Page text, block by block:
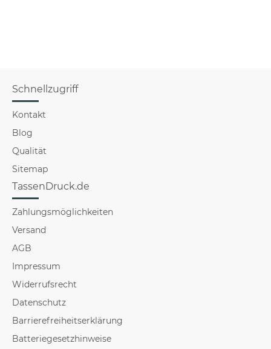
Schnellzugriff
Kontakt
Blog
Qualität
Sitemap
TassenDruck.de
Zahlungsmöglichkeiten
Versand
AGB
Impressum
Widerrufsrecht
Datenschutz
Barrierefreiheitserklärung
Batteriegesetzhinweise